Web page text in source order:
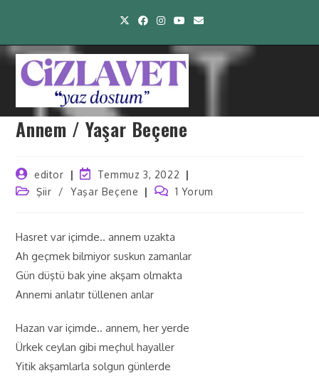
Annem / Yaşar Beçene
editor
Temmuz 3, 2022
Şiir
/ Yaşar Beçene 1 Yorum
Hasret var içimde.. annem uzakta
Ah geçmek bilmiyor suskun zamanlar
Gün düştü bak yine akşam olmakta
Annemi anlatır tüllenen anlar
Hazan var içimde.. annem, her yerde
Ürkek ceylan gibi meçhul hayaller
Yitik akşamlarla solgun günlerde